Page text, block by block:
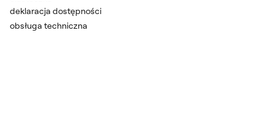
deklaracja dostępności
obsługa techniczna